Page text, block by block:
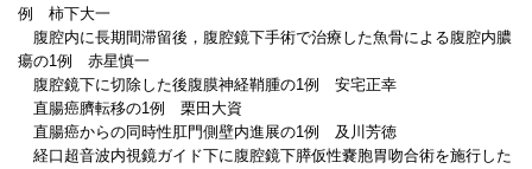
例 柿下大一
腹腔内に長期間滞留後，腹腔鏡下手術で治療した魚骨による腹腔内膿
瘍の1例 赤星慎一
腹腔鏡下に切除した後腹膜神経鞘腫の1例 安宅正幸
直腸癌臍転移の1例 栗田大資
直腸癌からの同時性肛門側壁内進展の1例 及川芳徳
経口超音波内視鏡ガイド下に腹腔鏡下膵仮性嚢胞胃吻合術を施行した